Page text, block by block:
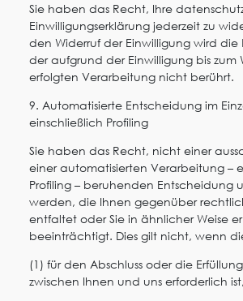
Sie haben das Recht, Ihre
Einwilligungserklärung jederzeit zu
den Widerruf der Einwilligung wird
der aufgrund der Einwilligung bis zum
erfolgten Verarbeitung nicht berührt.
9. Automatisierte Entscheidung im
einschließlich Profiling
Sie haben das Recht, nicht einer
einer automatisierten Verarbeitung –
Profiling – beruhenden Entscheidung
werden, die Ihnen gegenüber
entfaltet oder Sie in ähnlicher Weise
beeinträchtigt. Dies gilt nicht, wenn
(1) für den Abschluss oder die
zwischen Ihnen und uns erforderlich ist,